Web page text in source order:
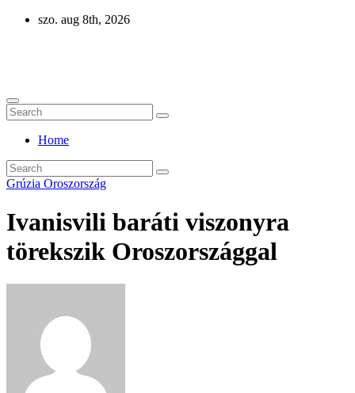
Skip
szo. aug 8th, 2026
Home
Grúzia Oroszország
Ivanisvili baráti viszonyra
törekszik Oroszországgal